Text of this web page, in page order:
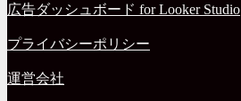
広告ダッシュボード for Looker Studio
プライバシーポリシー
運営会社